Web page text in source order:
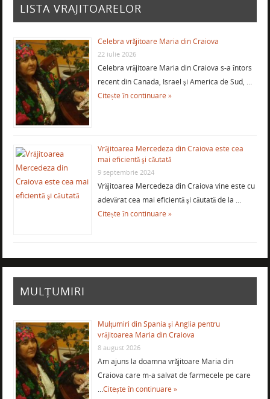
LISTA VRAJITOARELOR
Celebra vrăjitoare Maria din Craiova
22 iulie 2026
Celebra vrăjitoare Maria din Craiova s-a întors
recent din Canada, Israel şi America de Sud, …
Citește în continuare »
Vrăjitoarea Mercedeza din Craiova este cea
mai eficientă şi căutată
9 septembrie 2024
Vrăjitoarea Mercedeza din Craiova vine este cu
adevărat cea mai eficientă şi căutată de la …
Citește în continuare »
MULȚUMIRI
Mulţumiri din Spania şi Anglia pentru
vrăjitoarea Maria din Craiova
8 august 2026
Am ajuns la doamna vrăjitoare Maria din
Craiova care m-a salvat de farmecele pe care
…Citește în continuare »